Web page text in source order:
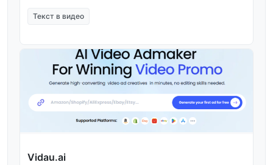
Текст в видео
Vidau.ai